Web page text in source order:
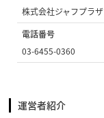
株式会社ジャフプラザ
電話番号
03-6455-0360
運営者紹介